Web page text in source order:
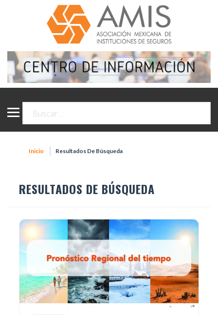
Inicio Resultados De Búsqueda
RESULTADOS DE BÚSQUEDA